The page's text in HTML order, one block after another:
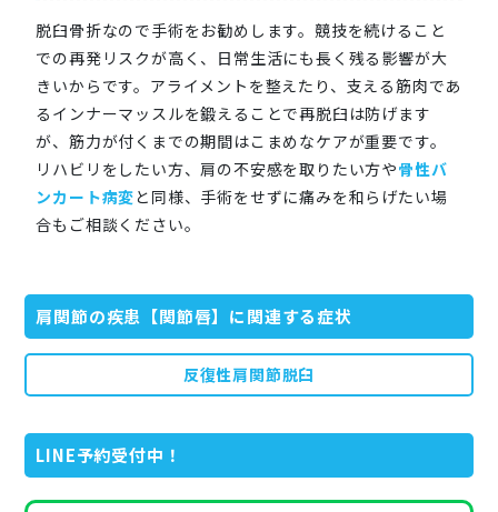
脱臼骨折なので手術をお勧めします。競技を続けること
での再発リスクが高く、日常生活にも長く残る影響が大
きいからです。アライメントを整えたり、支える筋肉であ
るインナーマッスルを鍛えることで再脱臼は防げます
が、筋力が付くまでの期間はこまめなケアが重要です。
リハビリをしたい方、肩の不安感を取りたい方や骨性バ
ンカート病変と同様、手術をせずに痛みを和らげたい場
合もご相談ください。
肩関節の疾患【関節唇】に関連する症状
反復性肩関節脱臼
LINE予約受付中！